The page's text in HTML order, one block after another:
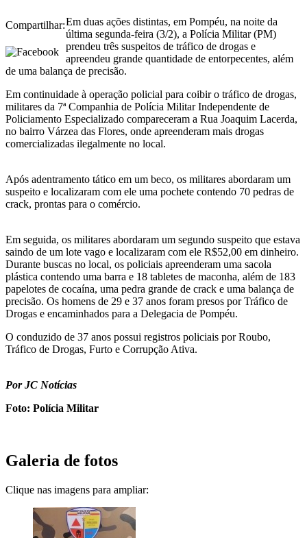
Compartilhar:Em duas ações distintas, em Pompéu, na noite da
última segunda-feira (3/2), a Polícia Militar (PM)
prendeu três suspeitos de tráfico de drogas e
apreendeu grande quantidade de entorpecentes, além
de uma balança de precisão.
Em continuidade à operação policial para coibir o tráfico de drogas,
militares da 7ª Companhia de Polícia Militar Independente de
Policiamento Especializado compareceram a Rua Joaquim Lacerda,
no bairro Várzea das Flores, onde apreenderam mais drogas
comercializadas ilegalmente no local.
Após adentramento tático em um beco, os militares abordaram um
suspeito e localizaram com ele uma pochete contendo 70 pedras de
crack, prontas para o comércio.
Em seguida, os militares abordaram um segundo suspeito que estava
saindo de um lote vago e localizaram com ele R$52,00 em dinheiro.
Durante buscas no local, os policiais apreenderam uma sacola
plástica contendo uma barra e 18 tabletes de maconha, além de 183
papelotes de cocaína, uma pedra grande de crack e uma balança de
precisão. Os homens de 29 e 37 anos foram presos por Tráfico de
Drogas e encaminhados para a Delegacia de Pompéu.
O conduzido de 37 anos possui registros policiais por Roubo,
Tráfico de Drogas, Furto e Corrupção Ativa.
Por JC Notícias
Foto: Polícia Militar
Galeria de fotos
Clique nas imagens para ampliar: